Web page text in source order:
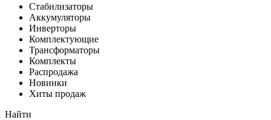
Стабилизаторы
Аккумуляторы
Инверторы
Комплектующие
Трансформаторы
Комплекты
Распродажа
Новинки
Хиты продаж
Найти